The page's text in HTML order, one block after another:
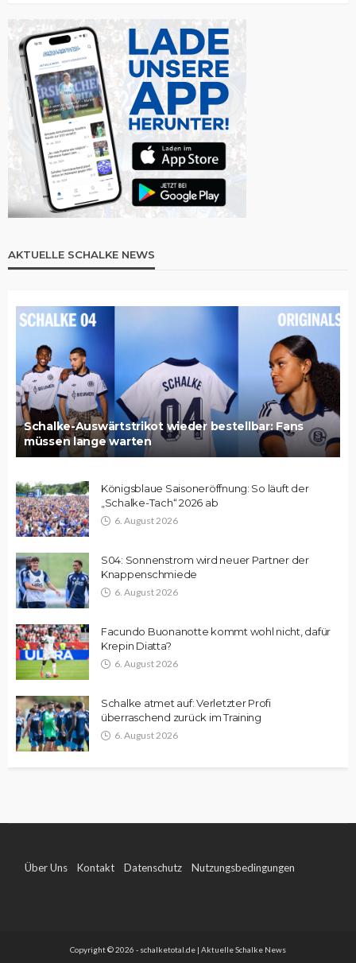
AKTUELLE SCHALKE NEWS
Schalke-Auswärtstrikot wieder bestellbar: Fans
müssen lange warten
Königsblaue Saisoneröffnung: So läuft der
„Schalke-Tach“ 2026 ab
6. August 2026
S04: Sonnenstrom wird neuer Partner der
Knappenschmiede
6. August 2026
Facundo Buonanotte kommt wohl nicht, dafür
Krepin Diatta?
6. August 2026
Schalke atmet auf: Verletzter Profi
überraschend zurück im Training
6. August 2026
Über Uns Kontakt Datenschutz Nutzungsbedingungen
Copyright © 2026 - schalketotal.de | Aktuelle Schalke News